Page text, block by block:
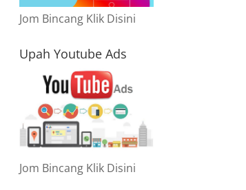
Jom Bincang Klik Disini
Upah Youtube Ads
Jom Bincang Klik Disini